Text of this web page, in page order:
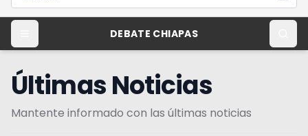
DEBATE CHIAPAS
Últimas Noticias
Mantente informado con las últimas noticias